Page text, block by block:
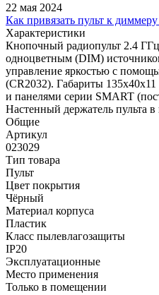
22 мая 2024
Как привязать пульт к
Характеристики
Кнопочный радиопульт 2.4
одноцветным (DIM)
управление яркостью с
(CR2032). Габариты
и панелями серии SMART
Настенный держатель пульта в
Общие
Артикул
023029
Тип товара
Пульт
Цвет покрытия
Чёрный
Материал корпуса
Пластик
Класс пылевлагозащиты
IP20
Эксплуатационные
Место применения
Только в помещении